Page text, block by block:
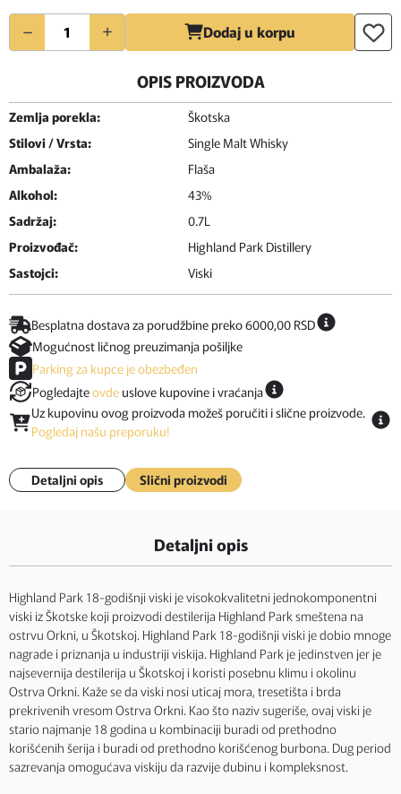
Količina Dodaj u korpu
OPIS PROIZVODA
Zemlja porekla:
Škotska
Stilovi / Vrsta:
Single Malt Whisky
Ambalaža:
Flaša
Alkohol:
43%
Sadržaj:
0.7L
Proizvođač:
Highland Park Distillery
Sastojci:
Viski
Besplatna dostava za porudžbine preko 6000,00 RSD
Mogućnost ličnog preuzimanja pošiljke
Parking za kupce je obezbeđen
Pogledajteovde uslove kupovine i vraćanja
Uz kupovinu ovog proizvoda možeš poručiti i slične proizvode.
Pogledaj našu preporuku!
Detaljni opis Slični proizvodi
Detaljni opis
Highland Park 18-godišnji viski je visokokvalitetni jednokomponentni
viski iz Škotske koji proizvodi destilerija Highland Park smeštena na
ostrvu Orkni, u Škotskoj. Highland Park 18-godišnji viski je dobio mnoge
nagrade i priznanja u industriji viskija. Highland Park je jedinstven jer je
najsevernija destilerija u Škotskoj i koristi posebnu klimu i okolinu
Ostrva Orkni. Kaže se da viski nosi uticaj mora, tresetišta i brda
prekrivenih vresom Ostrva Orkni. Kao što naziv sugeriše, ovaj viski je
stario najmanje 18 godina u kombinaciji buradi od prethodno
korišćenih šerija i buradi od prethodno korišćenog burbona. Dug period
sazrevanja omogućava viskiju da razvije dubinu i kompleksnost.